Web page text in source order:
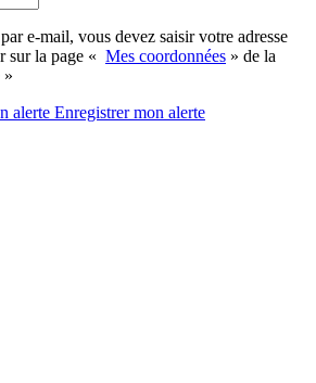
e-mail, vous devez saisir votre adresse
sur la page « Mes coordonnées » de la
»
alerte Enregistrermon alerte